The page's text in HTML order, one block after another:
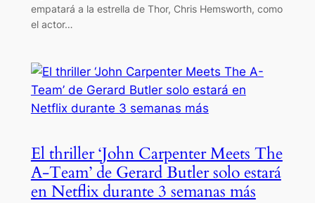
empatará a la estrella de Thor, Chris Hemsworth, como
el actor…
El thriller ‘John Carpenter Meets The
A-Team’ de Gerard Butler solo estará
en Netflix durante 3 semanas más